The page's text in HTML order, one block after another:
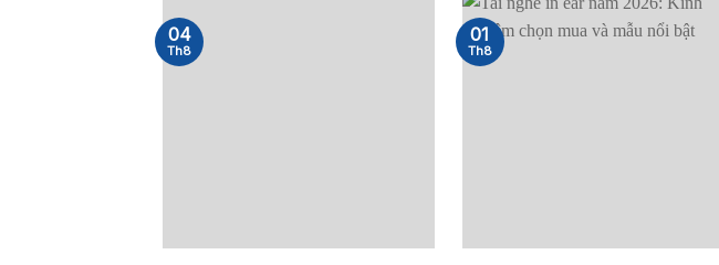
04
Th8
01
Th8